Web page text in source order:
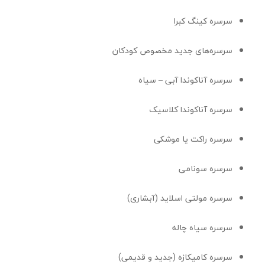
سرسره کینگ کبرا
سرسره‌های جدید مخصوص کودکان
سرسره آناکوندا آبی – سیاه
سرسره آناکوندا کلاسیک
سرسره راکت یا موشکی
سرسره سونامی
سرسره مولتی اسلاید (آبشاری)
سرسره سیاه چاله
سرسره کامیکازه (جدید و قدیمی)